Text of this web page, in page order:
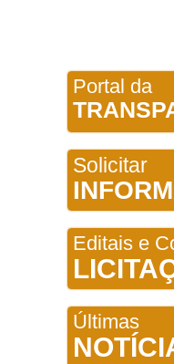
Portal da
Solicitar
Editais e
Últimas